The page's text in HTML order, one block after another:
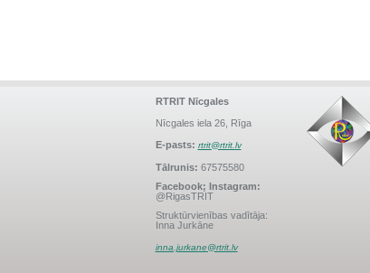
RTRIT Nīcgales
Nīcgales iela 26, Rīga
E-pasts: rtrit@rtrit.lv
Tālrunis: 67575580
Facebook; Instagram:
@RigasTRIT
Struktūrvienības vadītāja:
Inna Jurkāne
inna.jurkane@rtrit.lv